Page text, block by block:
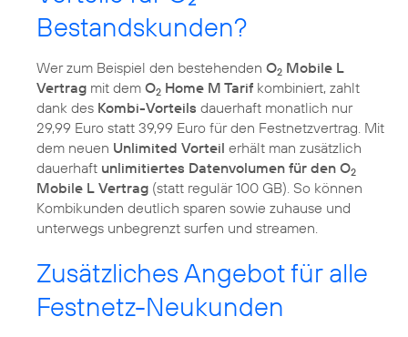
Bestandskunden?
Wer zum Beispiel den bestehenden O2 Mobile L
Vertrag mit dem O2 Home M Tarif kombiniert, zahlt
dank des Kombi-Vorteils dauerhaft monatlich nur
29,99 Euro statt 39,99 Euro für den Festnetzvertrag. Mit
dem neuen Unlimited Vorteil erhält man zusätzlich
dauerhaft unlimitiertes Datenvolumen für den O2
Mobile L Vertrag (statt regulär 100 GB). So können
Kombikunden deutlich sparen sowie zuhause und
Zusätzliches Angebot für alle
Festnetz-Neukunden